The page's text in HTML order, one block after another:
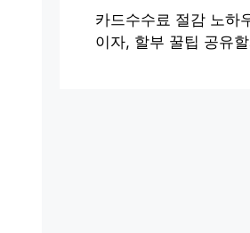
카드수수료 절감 노하
이자, 할부 꿀팁 공유